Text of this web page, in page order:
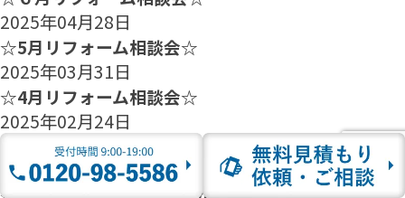
2025年04月28日
☆5月リフォーム相談会☆
2025年03月31日
☆4月リフォーム相談会☆
2025年02月24日
☆3月リフォーム相談会☆
2025年01月27日